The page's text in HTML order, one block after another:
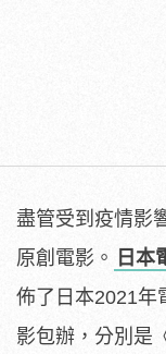
盡管受到疫情影
原創電影。
日本
佈了日本2021年
影包辦，分別是